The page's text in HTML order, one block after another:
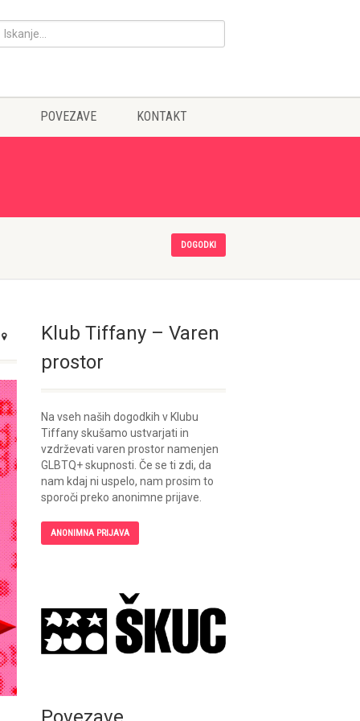
POVEZAVE KONTAKT
DOGODKI
Klub Tiffany – Varen
prostor
Na vseh naših dogodkih v Klubu
Tiffany skušamo ustvarjati in
vzdrževati varen prostor namenjen
GLBTQ+ skupnosti. Če se ti zdi, da
nam kdaj ni uspelo, nam prosim to
sporoči preko anonimne prijave.
ANONIMNA PRIJAVA